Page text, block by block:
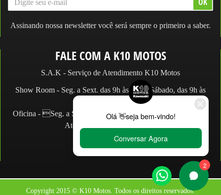
Assinando nossa newsletter você será sempre o primeiro a saber.
FALE COM A K10 MOTOS
S.A.K - Serviço de Atendimento K10 Motos
Show Room - Seg. a Sext. das 9h às 19h e Sábado, das 9h às
Oficina - Seg. a Sex. das 9h às 18h e Sábado, das 9h às 13h.
Atendimento: (11) 2066.2990
WhatsApp:
Loja:(11) 2066-2990
Copyright 2015 © K10 Motos. Todos os direitos reservados.